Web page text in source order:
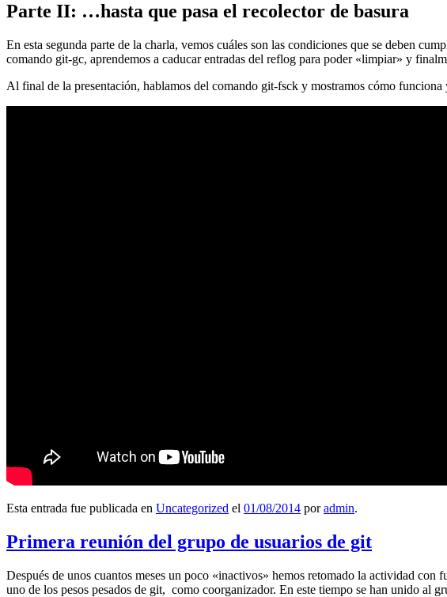
Parte II: …hasta que pasa el recolector de basura
En esta segunda parte de la charla, vemos cuáles son las condiciones que se deben
comando git-gc, aprendemos a caducar entradas del reflog para poder «limpiar» y
Al final de la presentación, hablamos del comando git-fsck y mostramos cómo funciona
Esta entrada fue publicada en Uncategorized el 01/08/2014 poradmin.
Primera reunión del grupo de usuarios de git
Después de unos cuantos meses un poco «inactivos» hemos retomado la actividad con
uno de los pesos pesados de git, como coorganizador. En este tiempo se han unido al